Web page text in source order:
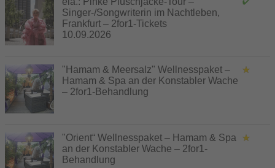
Singer-/Songwriterin im Nachtleben,
Frankfurt – 2for1-Tickets
10.09.2026
"Hamam & Meersalz" Wellnesspaket –
Hamam & Spa an der Konstabler Wache
– 2for1-Behandlung
"Orient“ Wellnesspaket – Hamam & Spa
an der Konstabler Wache – 2for1-
Behandlung